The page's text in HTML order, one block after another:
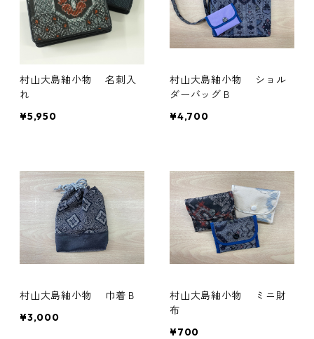
村山大島紬小物 名刺入
れ
¥5,950
村山大島紬小物 ショル
ダーバッグＢ
¥4,700
村山大島紬小物 巾着Ｂ
¥3,000
村山大島紬小物 ミニ財
布
¥700